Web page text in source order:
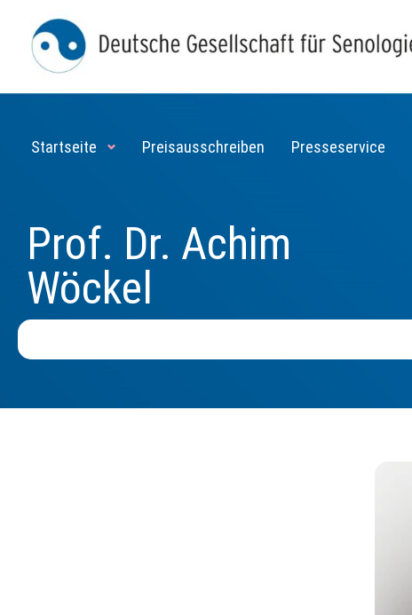
Startseite Preisausschreiben Presseservice
Prof. Dr. Achim
Wöckel